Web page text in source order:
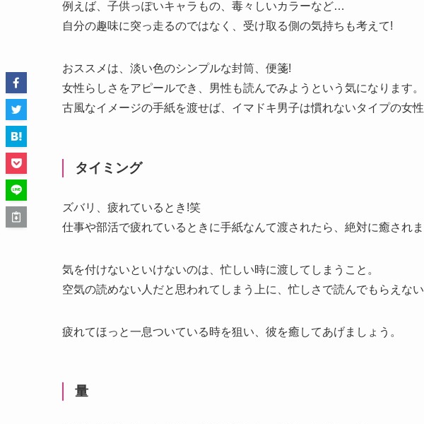
例えば、子供っぽいキャラもの、毒々しいカラーなど…
自分の趣味に突っ走るのではなく、受け取る側の気持ちも考えて!
おススメは、淡い色のシンプルな封筒、便箋!
女性らしさをアピールでき、男性も読んでみようという気になります。
古風なイメージの手紙を渡せば、イマドキ男子は慣れないタイプの女
タイミング
ズバリ、疲れているとき!笑
仕事や部活で疲れているときに手紙なんて渡されたら、絶対に癒されま
気を付けないといけないのは、忙しい時に渡してしまうこと。
空気の読めない人だと思われてしまう上に、忙しさで読んでもらえない
疲れてほっと一息ついている時を狙い、彼を癒してあげましょう。
量